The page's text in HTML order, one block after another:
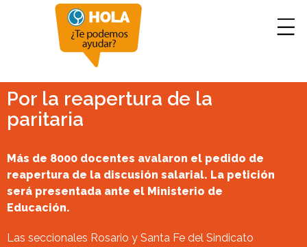
Por la reapertura de la
paritaria
Más de 8000 docentes avalaron el pedido de
reapertura de la discusión salarial. La petición
será presentada ante el Ministerio de
Educación.
Las seccionales Rosario y Santa Fe del Sindicato